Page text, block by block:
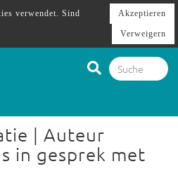
| Auteur
in gesprek met
verwendet. Sind
Akzeptieren
Verweigern